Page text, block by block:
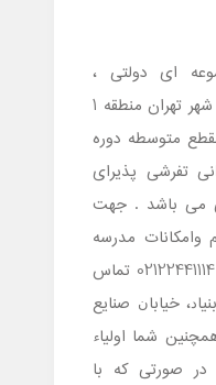
ای دولتی ،
پسرانه واقع در استان تهران ، شهر تهران منطقه 1
متوسطه دوره
ﺗﻔﺮﺷﻰ پذیرای
می باشد . جهت
مدرسه
ﺷﻬﻴﺪ ﻋﺴﮕﺮﻳﺎﻥ با شماره تلفن 02122441114 تماس
ﺧﻴﺎﺑﺎﻥ ﺻﻨﺎﻳﻊ
شما اولیاء
در صورتی که با